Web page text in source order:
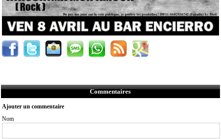
Commentaires
Ajouter un commentaire
Nom